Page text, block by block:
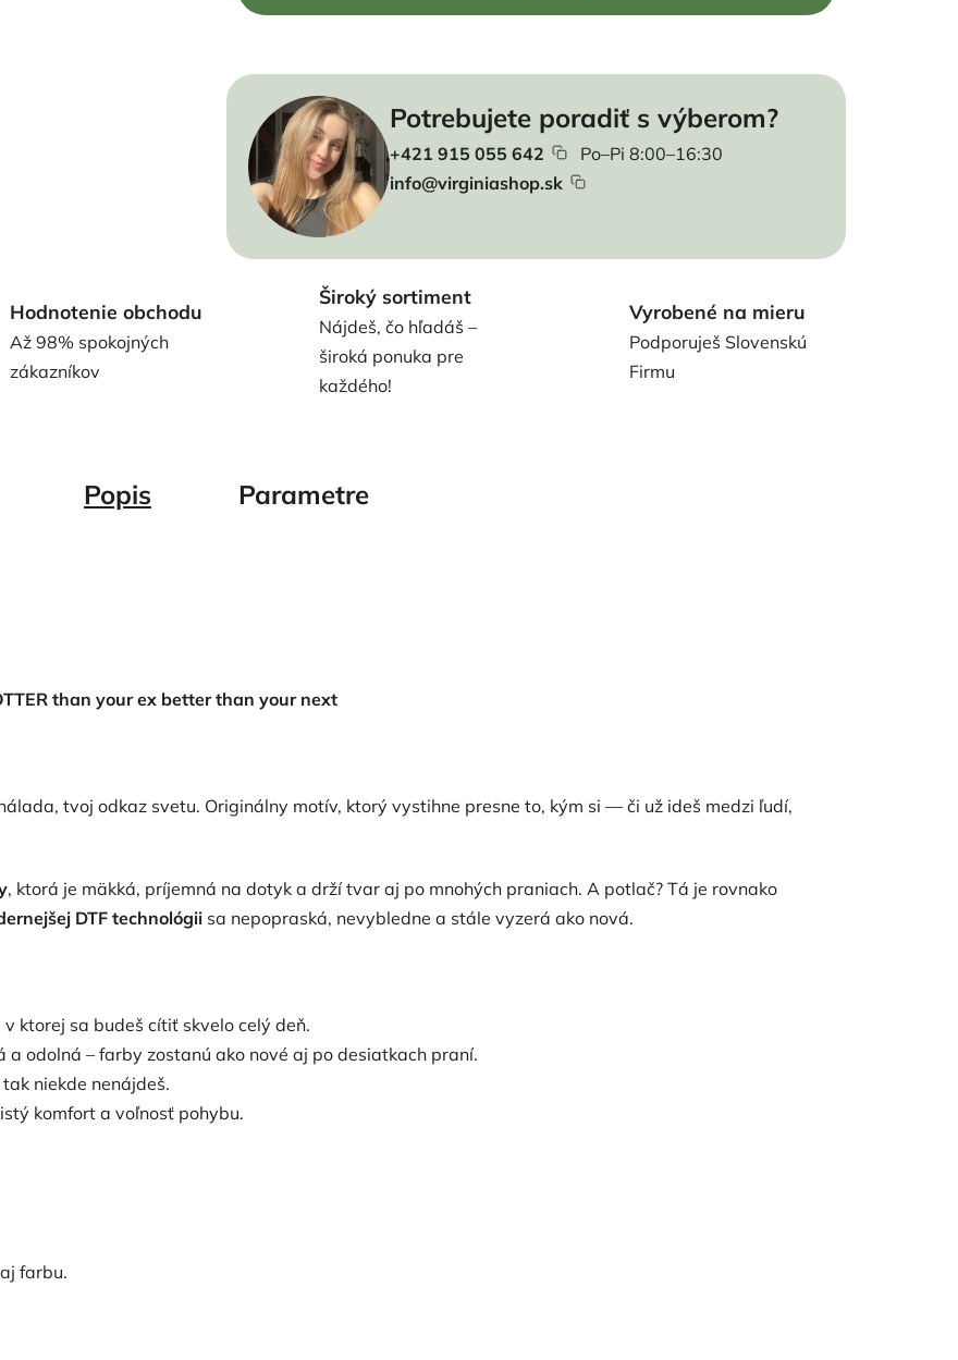
Potrebujete poradiť s výberom?
+421 915 055 642
Po–Pi 8:00–16:30
info@virginiashop.sk
Hodnotenie obchodu
Až 98% spokojných
zákazníkov
Široký sortiment
Nájdeš, čo hľadáš –
široká ponuka pre
každého!
Vyrobené na mieru
Podporuješ Slovenskú
Firmu
Popis Parametre
than your ex better than your next
tvoj odkaz svetu. Originálny motív, ktorý vystihne presne to, kým si — či už ideš medzi ľudí,
, ktorá je mäkká, príjemná na dotyk a drží tvar aj po mnohých praniach. A potlač? Tá je rovnako
DTF technológii sa nepopraská, nevybledne a stále vyzerá ako nová.
ktorej sa budeš cítiť skvelo celý deň.
a odolná – farby zostanú ako nové aj po desiatkach praní.
niekde nenájdeš.
komfort a voľnosť pohybu.
farbu.